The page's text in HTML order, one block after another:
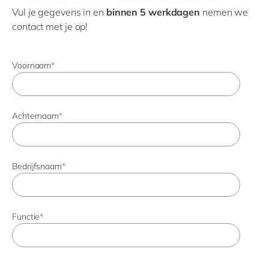
Vul je gegevens in en binnen 5 werkdagen nemen we
contact met je op!
Voornaam*
Achternaam*
Bedrijfsnaam*
Functie*